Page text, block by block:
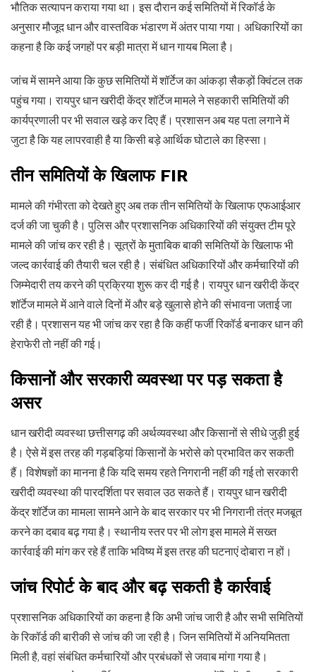
भौतिक सत्यापन कराया गया था। इस दौरान कई समितियों में रिकॉर्ड के
अनुसार मौजूद धान और वास्तविक भंडारण में अंतर पाया गया। अधिकारियों का
कहना है कि कई जगहों पर बड़ी मात्रा में धान गायब मिला है।
जांच में सामने आया कि कुछ समितियों में शॉर्टेज का आंकड़ा सैकड़ों क्विंटल तक
पहुंच गया। रायपुर धान खरीदी केंद्र शॉर्टेज मामले ने सहकारी समितियों की
कार्यप्रणाली पर भी सवाल खड़े कर दिए हैं। प्रशासन अब यह पता लगाने में
जुटा है कि यह लापरवाही है या किसी बड़े आर्थिक घोटाले का हिस्सा।
तीन समितियों के खिलाफ FIR
मामले की गंभीरता को देखते हुए अब तक तीन समितियों के खिलाफ एफआईआर
दर्ज की जा चुकी है। पुलिस और प्रशासनिक अधिकारियों की संयुक्त टीम पूरे
मामले की जांच कर रही है। सूत्रों के मुताबिक बाकी समितियों के खिलाफ भी
जल्द कार्रवाई की तैयारी चल रही है। संबंधित अधिकारियों और कर्मचारियों की
जिम्मेदारी तय करने की प्रक्रिया शुरू कर दी गई है। रायपुर धान खरीदी केंद्र
शॉर्टेज मामले में आने वाले दिनों में और बड़े खुलासे होने की संभावना जताई जा
रही है। प्रशासन यह भी जांच कर रहा है कि कहीं फर्जी रिकॉर्ड बनाकर धान की
हेराफेरी तो नहीं की गई।
किसानों और सरकारी व्यवस्था पर पड़ सकता है
असर
धान खरीदी व्यवस्था छत्तीसगढ़ की अर्थव्यवस्था और किसानों से सीधे जुड़ी हुई
है। ऐसे में इस तरह की गड़बड़ियां किसानों के भरोसे को प्रभावित कर सकती
हैं। विशेषज्ञों का मानना है कि यदि समय रहते निगरानी नहीं की गई तो सरकारी
खरीदी व्यवस्था की पारदर्शिता पर सवाल उठ सकते हैं। रायपुर धान खरीदी
केंद्र शॉर्टेज का मामला सामने आने के बाद सरकार पर भी निगरानी तंत्र मजबूत
करने का दबाव बढ़ गया है। स्थानीय स्तर पर भी लोग इस मामले में सख्त
कार्रवाई की मांग कर रहे हैं ताकि भविष्य में इस तरह की घटनाएं दोबारा न हों।
जांच रिपोर्ट के बाद और बढ़ सकती है कार्रवाई
प्रशासनिक अधिकारियों का कहना है कि अभी जांच जारी है और सभी समितियों
के रिकॉर्ड की बारीकी से जांच की जा रही है। जिन समितियों में अनियमितता
मिली है, वहां संबंधित कर्मचारियों और प्रबंधकों से जवाब मांगा गया है।